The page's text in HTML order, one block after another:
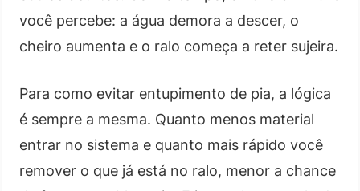
você percebe: a água demora a descer, o
cheiro aumenta e o ralo começa a reter sujeira.
Para como evitar entupimento de pia, a lógica
é sempre a mesma. Quanto menos material
entrar no sistema e quanto mais rápido você
remover o que já está no ralo, menor a chance